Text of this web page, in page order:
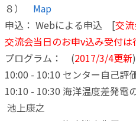
８） Map
申込： Webによる申込 [交
交流会当日のお申v込み受付は
プログラム： (2017/3/4更新)
10:00 - 10:10 センター自己
10:10 - 10:30 海洋温度差発
池上康之